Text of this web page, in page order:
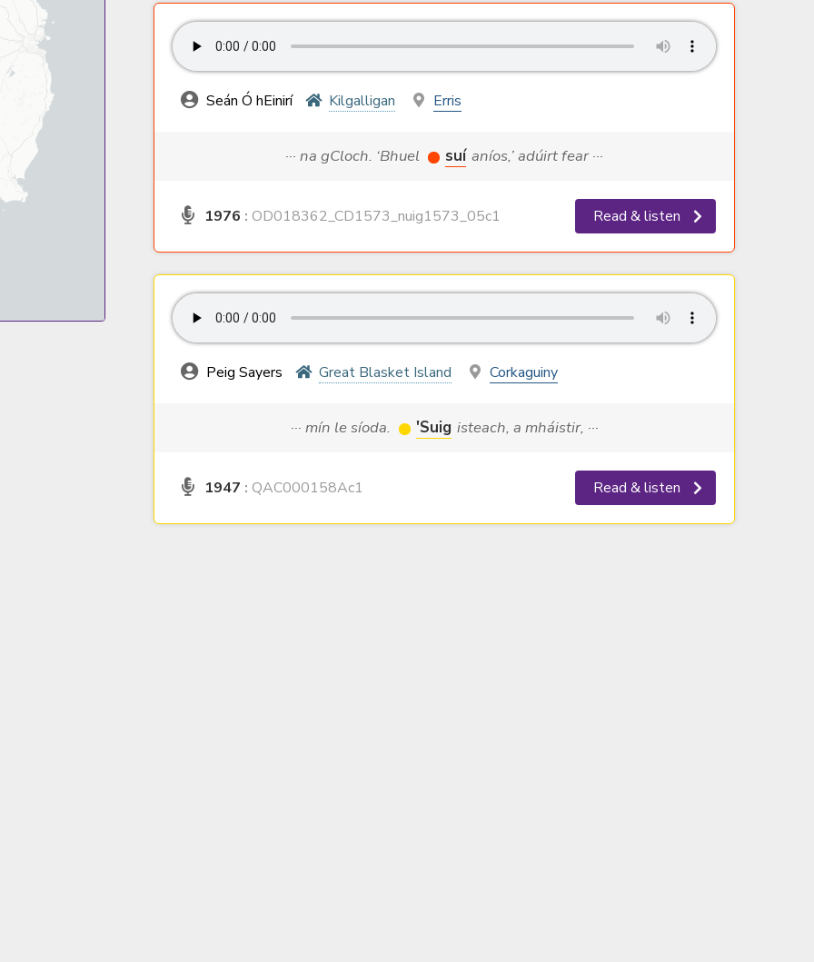
Seán Ó hEinirí Kilgalligan Erris
··· na gCloch. ‘Bhuel suí aníos,’ adúirt fear ···
1976 : OD018362_CD1573_nuig1573_05c1 Read & listen
Peig Sayers Great Blasket Island Corkaguiny
··· mín le síoda. 'Suig isteach, a mháistir, ···
1947 : QAC000158Ac1 Read & listen